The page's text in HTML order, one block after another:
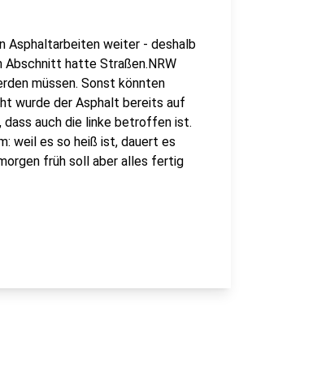
Asphaltarbeiten weiter - deshalb
Abschnitt hatte Straßen.NRW
müssen. Sonst könnten
wurde der Asphalt bereits auf
auch die linke betroffen ist.
weil es so heiß ist, dauert es
früh soll aber alles fertig